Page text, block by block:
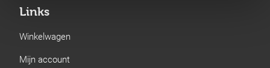
Links
Winkelwagen
Mijn account